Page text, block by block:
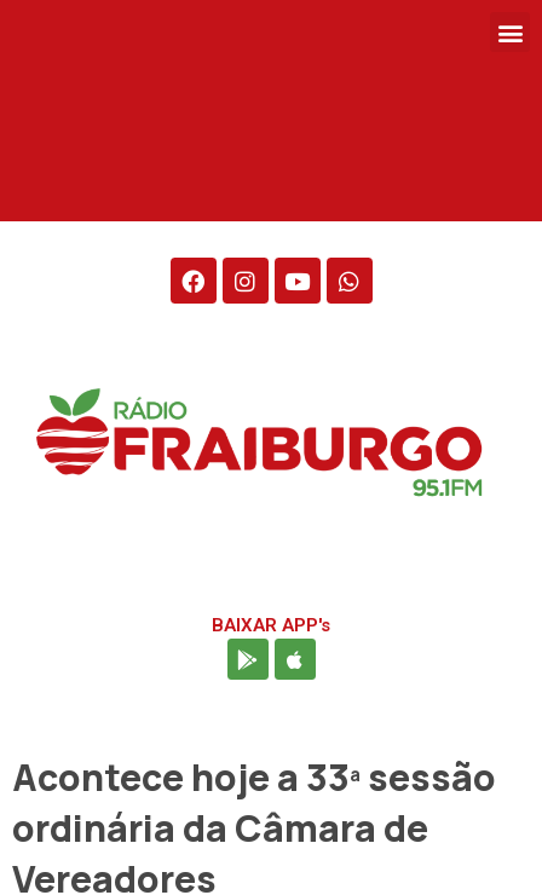
BAIXAR APP's
Acontece hoje a 33ª sessão
ordinária da Câmara de
Vereadores